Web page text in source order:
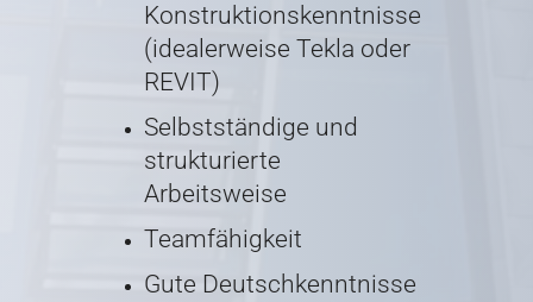
Konstruktionskenntnisse
(idealerweise Tekla oder
REVIT)
Selbstständige und
strukturierte
Arbeitsweise
Teamfähigkeit
Gute Deutschkenntnisse